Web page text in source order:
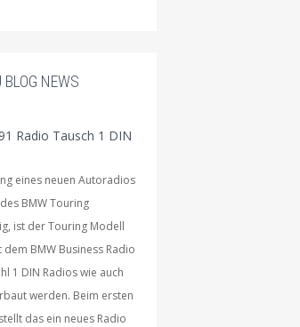
BLOG NEWS
Radio Tausch 1 DIN
eines neuen Autoradios
BMW Touring
ist der Touring Modell
BMW Business Radio
1 DIN Radios wie auch
werden. Beim ersten
das ein neues Radio